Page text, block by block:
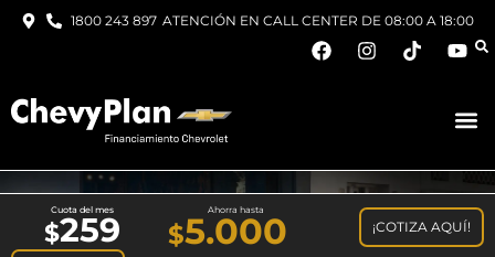
1800 243 897 ATENCIÓN EN CALL CENTER DE 08:00 A 18:00
Cuota del mes
259 Ahorra hasta
$5.000 ¡COTIZA AQUÍ!